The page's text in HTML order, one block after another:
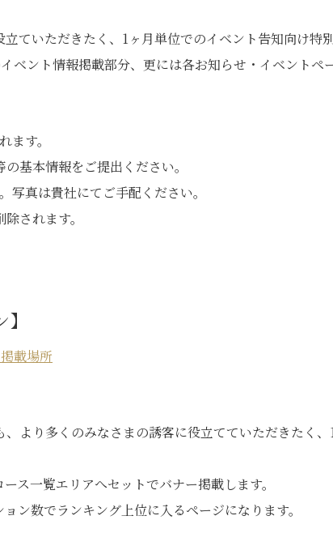
ていただきたく、1ヶ月単位でのイベント告知向け特別
ベント情報掲載部分、更には各お知らせ・イベントペ
ます。
基本情報をご提出ください。
写真は貴社にてご手配ください。
されます。
載場所
より多くのみなさまの誘客に役立てていただきたく
ス一覧エリアへセットでバナー掲載します。
ン数でランキング上位に入るページになります。